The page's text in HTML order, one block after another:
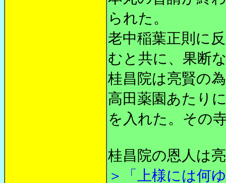
られた。
老中稲葉正則に
むと共に、果断
桂昌院は亮賢の
高田薬園あたり
を入れた。その
桂昌院の恩人は
＞「上様には何